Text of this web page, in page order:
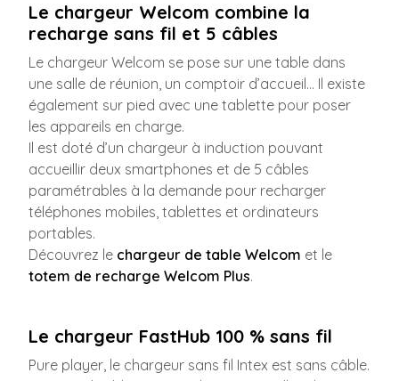
Le chargeur Welcom combine la
recharge sans fil et 5 câbles
Le chargeur Welcom se pose sur une table dans
une salle de réunion, un comptoir d’accueil… Il existe
également sur pied avec une tablette pour poser
les appareils en charge.
Il est doté d’un chargeur à induction pouvant
accueillir deux smartphones et de 5 câbles
paramétrables à la demande pour recharger
téléphones mobiles, tablettes et ordinateurs
portables.
Découvrez le chargeur de table Welcom et le
totem de recharge Welcom Plus.
Le chargeur FastHub 100 % sans fil
Pure player, le chargeur sans fil Intex est sans câble.